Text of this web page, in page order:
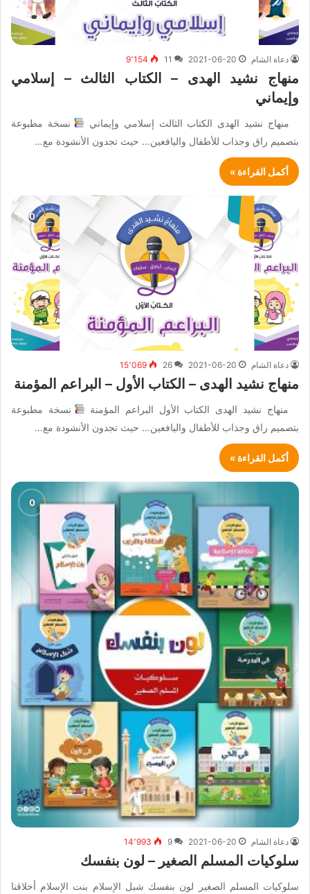
دعاة الشام 2021-06-20
11 9٬154
منهاج نشيد الهدى – الكتاب الثالث – إسلامي
وإيماني
منهاج نشيد الهدى الكتاب الثالث إسلامي وإيماني
نسخة مطبوعة
بتصميم راق وجذاب للأطفال واليافعين… حيث تجدون الأنشودة مع…
أكمل القراءة »
دعاة الشام 2021-06-20
26 15٬069
منهاج نشيد الهدى – الكتاب الأول – البراعم المؤمنة
منهاج نشيد الهدى الكتاب الأول البراعم المؤمنة
نسخة مطبوعة
بتصميم راق وجذاب للأطفال واليافعين… حيث تجدون الأنشودة مع…
أكمل القراءة »
دعاة الشام 2021-06-20
9 14٬993
سلوكيات المسلم الصغير – لون بنفسك
سلوكيات المسلم الصغير لون بنفسك شبل الإسلام بنت الإسلام أخلاقنا